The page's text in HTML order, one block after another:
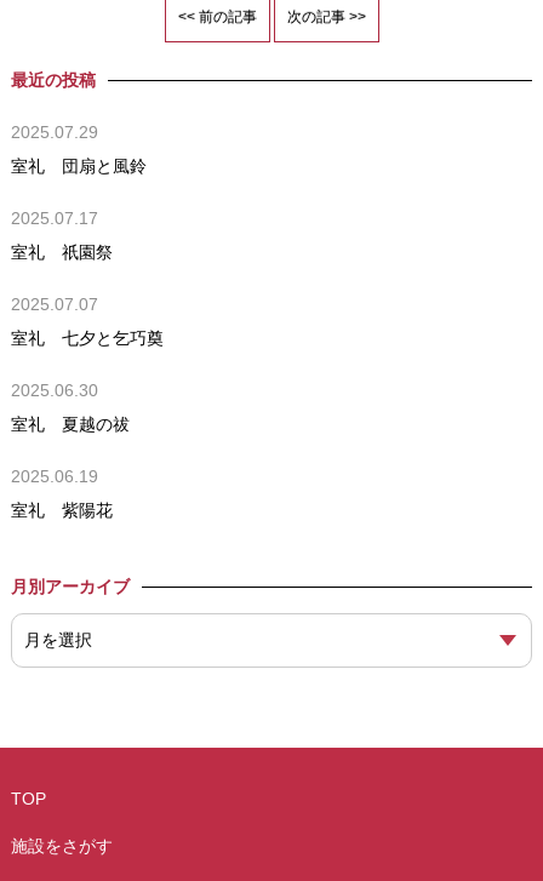
<< 前の記事 次の記事 >>
最近の投稿
2025.07.29
室礼 団扇と風鈴
2025.07.17
室礼 祇園祭
2025.07.07
室礼 七夕と乞巧奠
2025.06.30
室礼 夏越の祓
2025.06.19
室礼 紫陽花
月別アーカイブ
TOP
施設をさがす